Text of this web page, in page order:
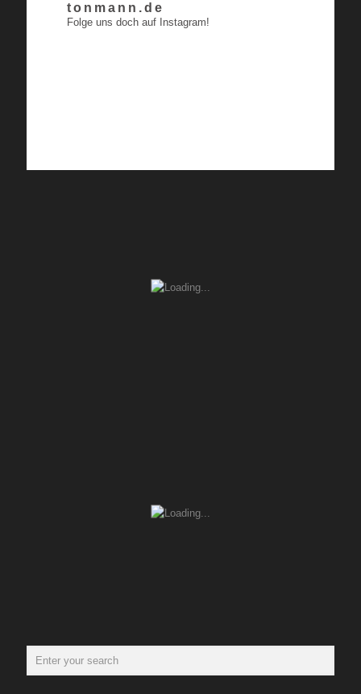
tonmann.de
Folge uns doch auf Instagram!